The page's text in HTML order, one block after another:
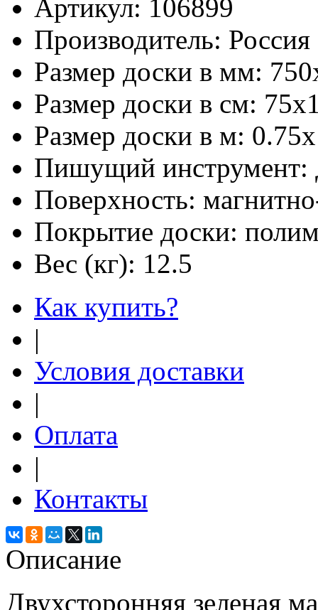
Артикул: 106899
Производитель: Россия
Размер доски в мм:
Размер доски в см:
Размер доски в м:
Пишущий инструмент:
Поверхность:
Покрытие доски:
Вес (кг): 12.5
Как купить?
|
Условия доставки
|
Оплата
|
Контакты
Описание
Двухсторонняя зеленая